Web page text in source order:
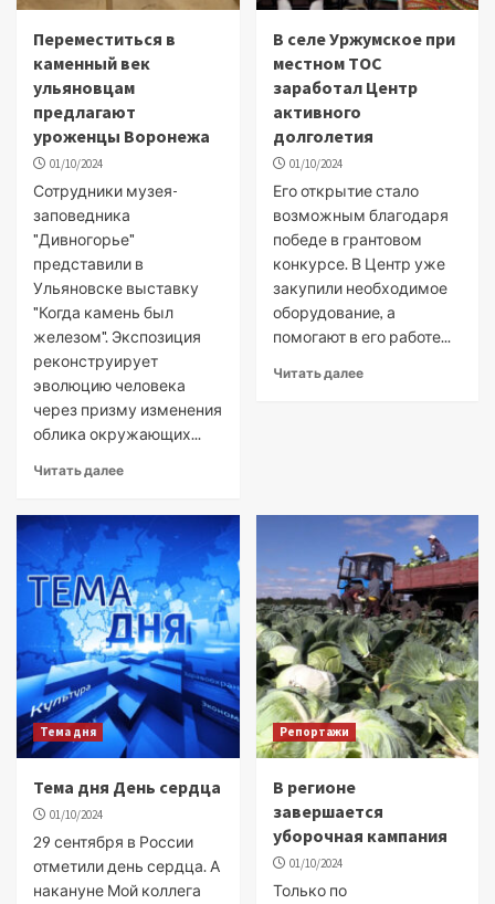
Переместиться в
каменный век
ульяновцам
предлагают
уроженцы Воронежа
01/10/2024
Сотрудники музея-
заповедника
"Дивногорье"
представили в
Ульяновске выставку
"Когда камень был
железом". Экспозиция
реконструирует
эволюцию человека
через призму изменения
облика окружающих...
Читать далее
В селе Уржумское при
местном ТОС
заработал Центр
активного
долголетия
01/10/2024
Его открытие стало
возможным благодаря
победе в грантовом
конкурсе. В Центр уже
закупили необходимое
оборудование, а
помогают в его работе...
Читать далее
Тема дня
Тема дня День сердца
01/10/2024
29 сентября в России
отметили день сердца. А
накануне Мой коллега
Репортажи
В регионе
завершается
уборочная кампания
01/10/2024
Только по